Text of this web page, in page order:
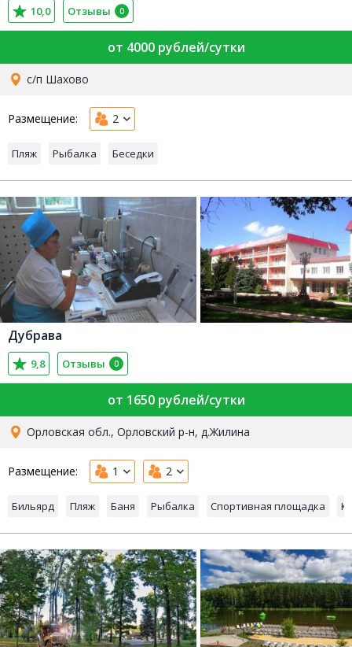
10,0 Отзывы 0
от 4000 рублей/сутки
с/п Шахово
Размещение: 2
Пляж Рыбалка Беседки
Дубрава
9,8 Отзывы 0
от 1650 рублей/сутки
Орловская обл., Орловский р-н, д.Жилина
Размещение: 1 2
Бильярд Пляж Баня Рыбалка Спортивная площадка